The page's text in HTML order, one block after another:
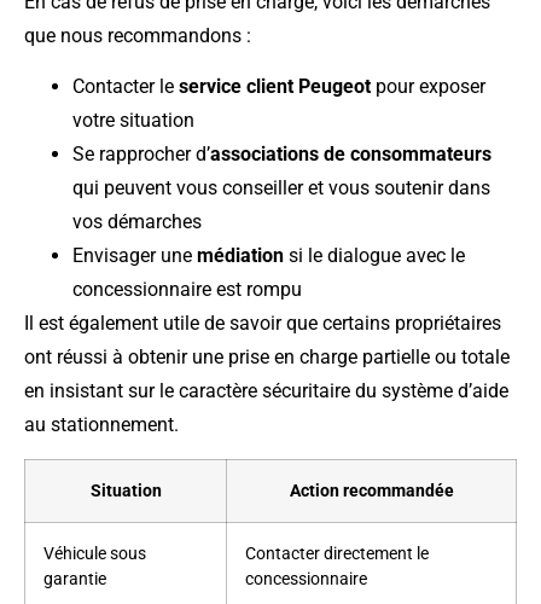
que nous recommandons :
Contacter le service client Peugeot pour exposer
votre situation
Se rapprocher d’associations de consommateurs
qui peuvent vous conseiller et vous soutenir dans
vos démarches
Envisager une médiation si le dialogue avec le
concessionnaire est rompu
Il est également utile de savoir que certains propriétaires
ont réussi à obtenir une prise en charge partielle ou totale
en insistant sur le caractère sécuritaire du système d’aide
au stationnement.
Situation Action recommandée
Véhicule sous
garantie
Contacter directement le
concessionnaire